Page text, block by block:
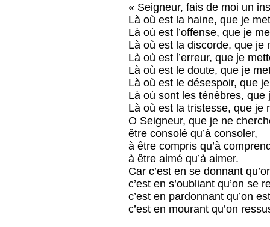
« Seigneur, fais de moi un
Là où est la haine, que je
Là où est l’offense, que je
Là où est la discorde, que je
Là où est l’erreur, que je
Là où est le doute, que je
Là où est le désespoir, que
Là où sont les ténèbres, que
Là où est la tristesse, que je
O Seigneur, que je ne
être consolé qu’à consoler,
à être compris qu’à
à être aimé qu’à aimer.
Car c’est en se donnant
c’est en s’oubliant qu’on se
c’est en pardonnant qu’on
c’est en mourant qu’on